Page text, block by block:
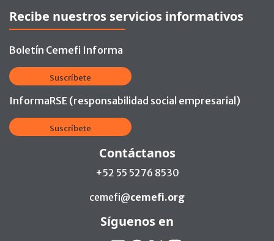
Recibe nuestros servicios informativos
Boletín Cemefi Informa
Suscríbete
InformaRSE (responsabilidad social empresarial)
Suscríbete
Contáctanos
+52 55 5276 8530
cemefi@cemefi.org
Síguenos en